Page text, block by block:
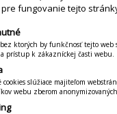
otazky
fungovanie tejto
ktorých by funkčnosť tejto
a prístup k zákazníckej časti webu.
cookies slúžiace majiteľom
webu zberom